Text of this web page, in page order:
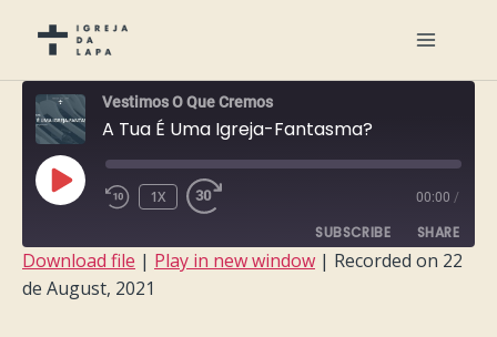
Vestimos O Que Cremos
A Tua É Uma Igreja-Fantasma?
PLAY
EPISODE
1X 00:00 /
SUBSCRIBE SHARE
SHARE
Download file | Play in new window | Recorded on 22
de August, 2021